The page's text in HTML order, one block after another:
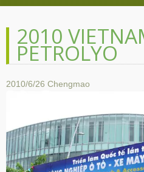
2010
PETROLYO
2010/6/26 Chengmao